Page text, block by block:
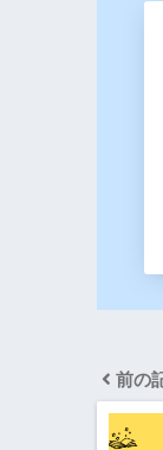
前の